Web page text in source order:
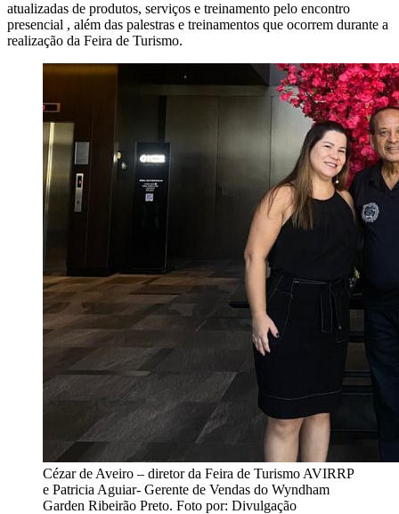
atualizadas de produtos, serviços e treinamento pelo encontro
presencial , além das palestras e treinamentos que ocorrem durante a
realização da Feira de Turismo.
Cézar de Aveiro – diretor da Feira de Turismo AVIRRP
e Patricia Aguiar- Gerente de Vendas do Wyndham
Garden Ribeirão Preto. Foto por: Divulgação